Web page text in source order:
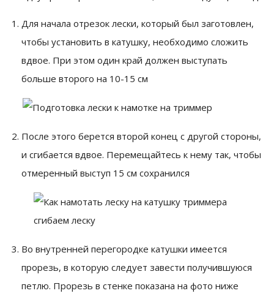
Для начала отрезок лески, который был заготовлен,
чтобы установить в катушку, необходимо сложить
вдвое. При этом один край должен выступать
больше второго на 10-15 см
После этого берется второй конец с другой стороны,
и сгибается вдвое. Перемещайтесь к нему так, чтобы
отмеренный выступ 15 см сохранился
Во внутренней перегородке катушки имеется
прорезь, в которую следует завести получившуюся
петлю. Прорезь в стенке показана на фото ниже